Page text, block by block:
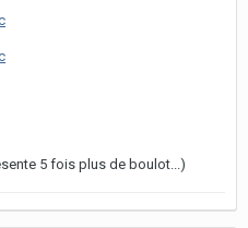
5 fois plus de boulot...)